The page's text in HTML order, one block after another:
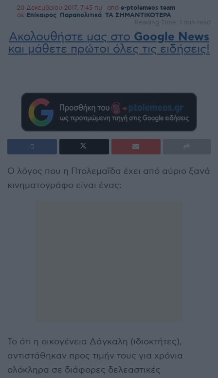
20 Δεκεμβρίου 2017, 7:45 πμ από e-ptolemeos team
σε Επίκαιρος Παραπολιτικά ΤΑ ΣΗΜΑΝΤΙΚΟΤΕΡΑ
Reading Time: 1 min read
Ακολουθήστε μας στο Google News
και μάθετε πρώτοι όλες τις ειδήσεις!
Ο λόγος που η Πτολεμαΐδα έχει από αύριο ξανά
κινηματογράφο είναι ένας:
Το ότι η οικογένεια Δάγκαλη (ιδιοκτήτες),
αντιστάθηκαν προς τιμήν τους για χρόνια
ολόκληρα σε διάφορες δελεαστικές